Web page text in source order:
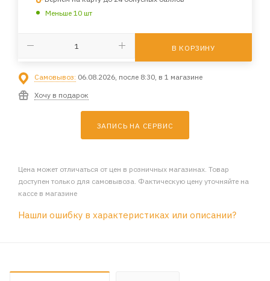
Меньше 10 шт
В КОРЗИНУ
Самовывоз: 06.08.2026, после 8:30, в 1 магазине
Хочу в подарок
ЗАПИСЬ НА СЕРВИС
Цена может отличаться от цен в розничных магазинах. Товар
доступен только для самовывоза. Фактическую цену уточняйте на
кассе в магазине
Нашли ошибку в характеристиках или описании?